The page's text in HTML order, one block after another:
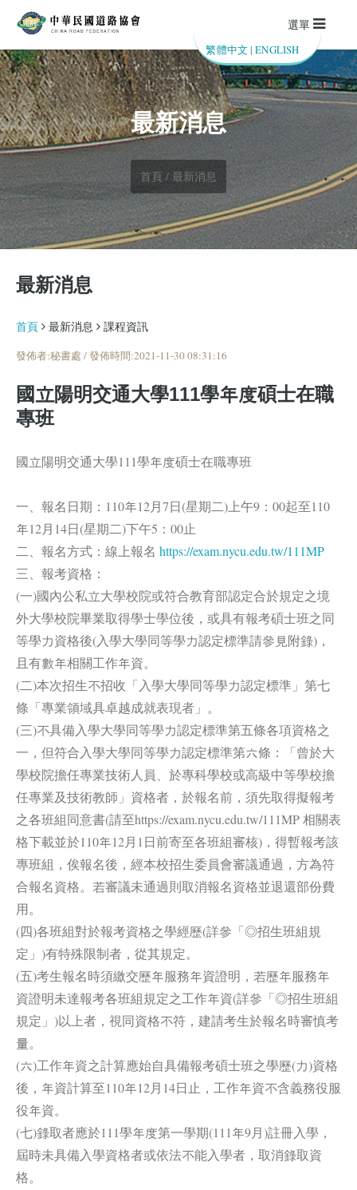
繁體中文 |ENGLISH
選單
最新消息
首頁 / 最新消息
最新消息
首頁 最新消息 課程資訊
發佈者:秘書處 / 發佈時間:2021-11-30 08:31:16
國立陽明交通大學111學年度碩士在職
專班
國立陽明交通大學111學年度碩士在職專班
一、報名日期：110年12月7日(星期二)上午9：00起至110
年12月14日(星期二)下午5：00止
二、報名方式：線上報名 https://exam.nycu.edu.tw/111MP
三、報考資格：
(一)國內公私立大學校院或符合教育部認定合於規定之境
外大學校院畢業取得學士學位後，或具有報考碩士班之同
等學力資格後(入學大學同等學力認定標準請參見附錄)，
且有數年相關工作年資。
(二)本次招生不招收「入學大學同等學力認定標準」第七
條「專業領域具卓越成就表現者」。
(三)不具備入學大學同等學力認定標準第五條各項資格之
一，但符合入學大學同等學力認定標準第六條：「曾於大
學校院擔任專業技術人員、於專科學校或高級中等學校擔
任專業及技術教師」資格者，於報名前，須先取得擬報考
之各班組同意書(請至https://exam.nycu.edu.tw/111MP 相關表
格下載並於110年12月1日前寄至各班組審核)，得暫報考該
專班組，俟報名後，經本校招生委員會審議通過，方為符
合報名資格。若審議未通過則取消報名資格並退還部份費
用。
(四)各班組對於報考資格之學經歷(詳參「◎招生班組規
定」)有特殊限制者，從其規定。
(五)考生報名時須繳交歷年服務年資證明，若歷年服務年
資證明未達報考各班組規定之工作年資(詳參「◎招生班組
規定」)以上者，視同資格不符，建請考生於報名時審慎考
量。
(六)工作年資之計算應始自具備報考碩士班之學歷(力)資格
後，年資計算至110年12月14日止，工作年資不含義務役服
役年資。
(七)錄取者應於111學年度第一學期(111年9月)註冊入學，
屆時未具備入學資格者或依法不能入學者，取消錄取資
格。